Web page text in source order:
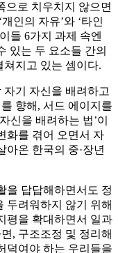
으로 치우치지 않으면
인의 자유’와 ‘타인
들 6가지 과제 속엔
있는 두 요소들 간의
지고 있는 셈이다.
기 자신을 배려하고
향해, 서드 에이지를
신을 배려하는 법’이
화를 겪어 오면서 자
아온 한국의 중·장년
을 답답해하면서도 정
두려워하지 않기 위해
평을 확대하면서 일과
, 구조조정 및 정리해
덕여야 하는 우리들을